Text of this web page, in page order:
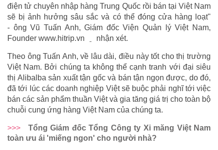
điện tử chuyên nhập hàng Trung Quốc rồi bán tại Việt Nam
sẽ bị ảnh hưởng sâu sắc và có thể đóng cửa hàng loạt"
- ông Vũ Tuấn Anh, Giám đốc Viện Quản lý Việt Nam,
Founder www.hitrip.vn
nhận xét.
Theo ông Tuấn Anh, về lâu dài, điều này tốt cho thị trường
Việt Nam. Bởi chúng ta không thể cạnh tranh với đại siêu
thị Alibalba sản xuất tận gốc và bán tận ngọn được, do đó,
đã tới lúc các doanh nghiệp Việt sẽ buộc phải nghĩ tới việc
bán các sản phẩm thuần Việt và gia tăng giá trị cho toàn bộ
chuỗi cung ứng hàng Việt Nam của chúng ta.
>>>
Tổng Giám đốc Tổng Công ty Xi măng Việt Nam
toàn ưu ái 'miếng ngon' cho người nhà?